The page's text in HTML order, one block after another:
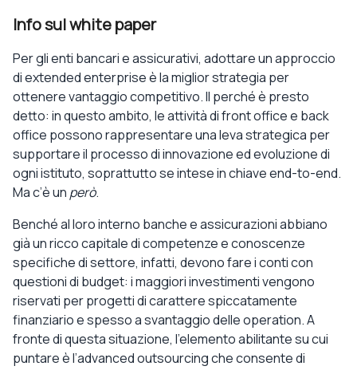
Info sul white paper
Per gli enti bancari e assicurativi, adottare un approccio
di extended enterprise è la miglior strategia per
ottenere vantaggio competitivo. Il perché è presto
detto: in questo ambito, le attività di front office e back
office possono rappresentare una leva strategica per
supportare il processo di innovazione ed evoluzione di
ogni istituto, soprattutto se intese in chiave end-to-end.
Ma c’è un però.
Benché al loro interno banche e assicurazioni abbiano
già un ricco capitale di competenze e conoscenze
specifiche di settore, infatti, devono fare i conti con
questioni di budget: i maggiori investimenti vengono
riservati per progetti di carattere spiccatamente
finanziario e spesso a svantaggio delle operation. A
fronte di questa situazione, l’elemento abilitante su cui
puntare è l’advanced outsourcing che consente di